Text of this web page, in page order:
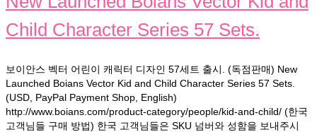
Child Character Series 57 Sets.
보이안스 벡터 어린이 캐릭터 디자인 57세트 출시. (독점판매) New
Launched Boians Vector Kid and Child Character Series 57 Sets.
(USD, PayPal Payment Shop, English)
http://www.boians.com/product-category/people/kid-and-child/ (한국
고객님들 구매 방법) 한국 고객님들은 SKU 넘버와 성함을 보내주시